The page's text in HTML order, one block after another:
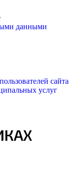
данными
сайта
услуг